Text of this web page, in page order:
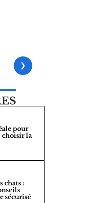
pour
choisir la
chats :
sécurisé